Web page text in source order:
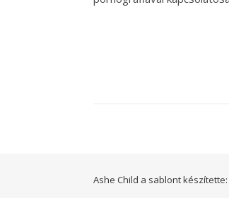
Ashe Child a sablont készítette: